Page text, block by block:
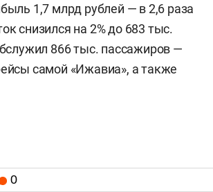
1,7 млрд рублей — в 2,6 раза
снизился на 2% до 683 тыс.
866 тыс. пассажиров —
самой «Ижавиа», а также
0